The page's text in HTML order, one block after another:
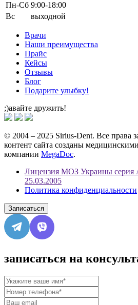
Пн-Cб 9:00-18:00
Вс
выходной
Врачи
Наши преимущества
Прайс
Кейсы
Отзывы
Блог
Подарите улыбку!
;)авайте дружить!
© 2004 – 2025 Sirius-Dent. Все права
контент сайта созданы
компании MegaDoc.
Лицензия МОЗ Украины серия
25.03.2005
Политика конфиденциальности
Записаться
записаться на